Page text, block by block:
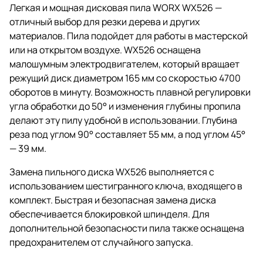
Легкая и мощная дисковая пила WORX WX526 —
отличный выбор для резки дерева и других
материалов. Пила подойдет для работы в мастерской
или на открытом воздухе. WX526 оснащена
малошумным электродвигателем, который вращает
режущий диск диаметром 165 мм со скоростью 4700
оборотов в минуту. Возможность плавной регулировки
угла обработки до 50° и изменения глубины пропила
делают эту пилу удобной в использовании. Глубина
реза под углом 90° составляет 55 мм, а под углом 45°
— 39 мм.
Замена пильного диска WX526 выполняется с
использованием шестигранного ключа, входящего в
комплект. Быстрая и безопасная замена диска
обеспечивается блокировкой шпинделя. Для
дополнительной безопасности пила также оснащена
предохранителем от случайного запуска.